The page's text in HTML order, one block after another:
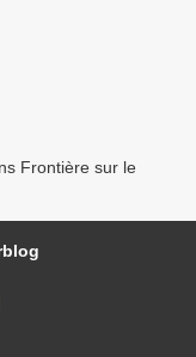
Frontière sur le